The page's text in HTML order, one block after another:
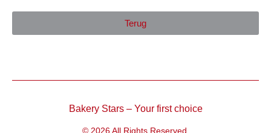
Terug
Bakery Stars – Your first choice
© 2026 All Rights Reserved.